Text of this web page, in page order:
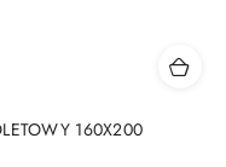
160X200